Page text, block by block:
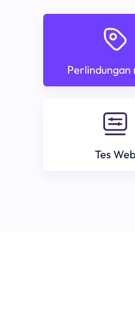
Perlindungan
Tes Web